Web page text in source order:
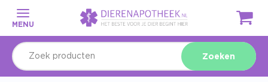
MENU
Zoeken